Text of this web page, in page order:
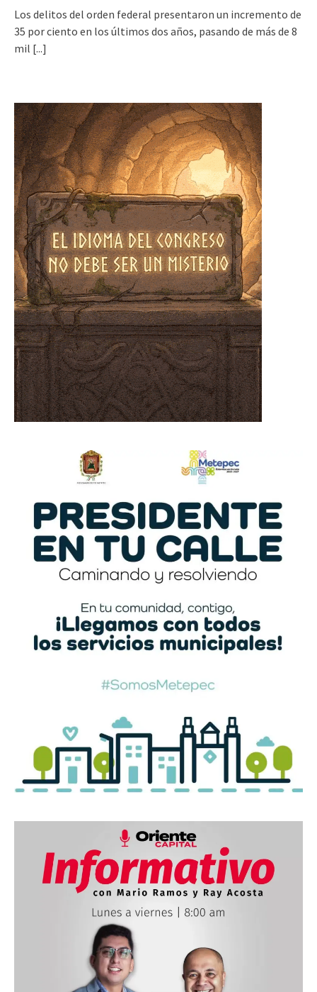
Los delitos del orden federal presentaron un incremento de
35 por ciento en los últimos dos años, pasando de más de 8
mil [...]